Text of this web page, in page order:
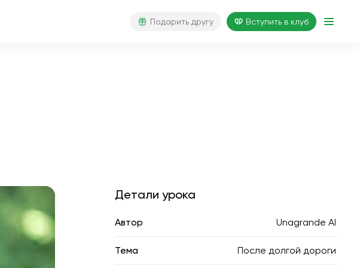
Подарить другу Вступить в клуб
01:44
Детали урока
Автор Unagrande AI
Тема После долгой дороги